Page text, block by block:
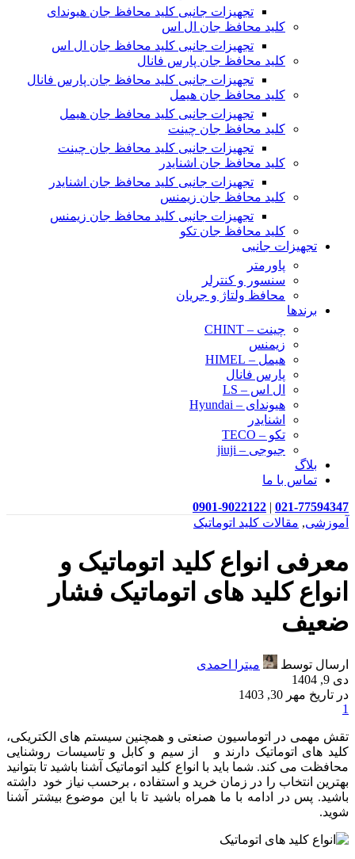
تجهیزات جانبی کلید محافظ جان هیوندای
کلید محافظ جان ال اس
تجهیزات جانبی کلید محافظ جان ال اس
کلید محافظ جان پارس فانال
تجهیزات جانبی کلید محافظ جان پارس فانال
کلید محافظ جان هیمل
تجهیزات جانبی کلید محافظ جان هیمل
کلید محافظ جان چینت
تجهیزات جانبی کلید محافظ جان چینت
کلید محافظ جان اشنایدر
تجهیزات جانبی کلید محافظ جان اشنایدر
کلید محافظ جان زیمنس
تجهیزات جانبی کلید محافظ جان زیمنس
کلید محافظ جان تکو
تجهیزات جانبی
پاورمتر
سنسور و کنترلر
محافظ ولتاژ و‌ جریان
برندها
چینت – CHINT
زیمنس
هیمل – HIMEL
پارس فانال
ال اس – LS
هیوندای – Hyundai
اشنایدر
تکو – TECO
جیوجی – jiuji
بلاگ
تماس با ما
021-77594347
|
0901-9022122
آموزشی, مقالات کلید اتوماتیک
معرفی انواع کلید اتوماتیک و
انواع کلید های اتوماتیک فشار
ضعیف
ارسال توسط
میترا احمدی
دی 9, 1404
در تاریخ مهر 30, 1403
1
تقش مهمی در اتوماسیون صنعتی و همچنین سیستم های الکتریکی،
کلید های اتوماتیک دارند و از سیم و کابل و تاسیسات روشنایی
محافظت می کند. شما باید با انواع کلید اتوماتیک آشنا باشید تا بتوانید
بهترین انتخاب را در زمان خرید و استفاده ، برحسب نیاز خود داشته
باشید. پس در ادامه با ما همراه باشید تا با این موضوع بیشتر آشنا
شوید.